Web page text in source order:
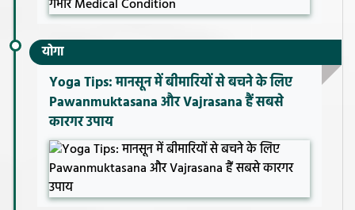
योगा
Yoga Tips: मानसून में बीमारियों से बचने के लिए
Pawanmuktasana और Vajrasana हैं सबसे
कारगर उपाय